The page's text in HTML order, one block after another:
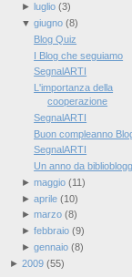
► luglio(3)
▼ giugno(8)
Blog Quiz
I Blog che seguiamo
SegnalARTI
L'importanza della
cooperazione
SegnalARTI
Buon compleanno
SegnalARTI
Un anno da
► maggio(11)
► aprile(10)
► marzo(8)
► febbraio(9)
► gennaio(8)
► 2009(55)